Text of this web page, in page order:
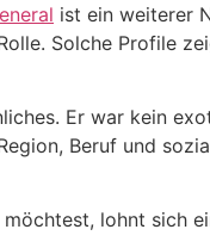
ist ein weiterer
Solche Profile
Er war kein
Beruf und
lohnt sich